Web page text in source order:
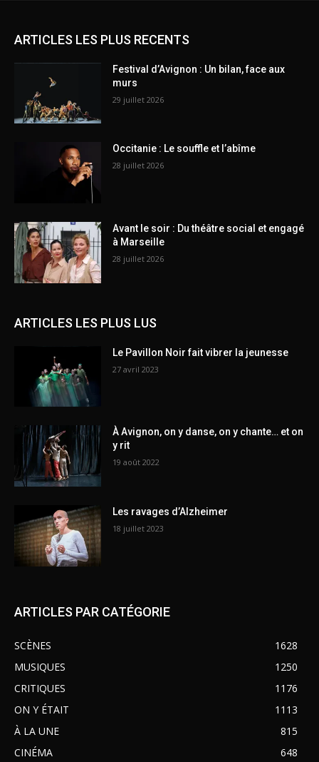
ARTICLES LES PLUS RECENTS
Festival d’Avignon : Un bilan, face aux
murs
29 juillet 2026
Occitanie : Le souffle et l’abîme
28 juillet 2026
Avant le soir : Du théâtre social et engagé
à Marseille
28 juillet 2026
ARTICLES LES PLUS LUS
Le Pavillon Noir fait vibrer la jeunesse
27 avril 2023
À Avignon, on y danse, on y chante… et on
y rit
19 août 2022
Les ravages d’Alzheimer
18 juillet 2023
ARTICLES PAR CATÉGORIE
SCÈNES
1628
MUSIQUES
1250
CRITIQUES
1176
ON Y ÉTAIT
1113
À LA UNE
815
CINÉMA
648